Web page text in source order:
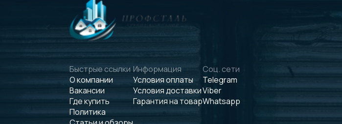
Быстрые ссылки
О компании
Вакансии
Где купить
Политика
Информация
Условия оплаты
Условия доставки
Гарантия на товар
Соц. сети
Telegram
Viber
Whatsapp